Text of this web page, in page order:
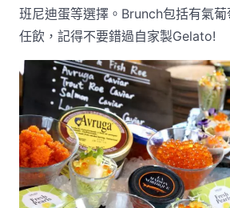
班尼迪蛋等選擇。Brunch包括有氣
任飲，記得不要錯過自家製Gelato!